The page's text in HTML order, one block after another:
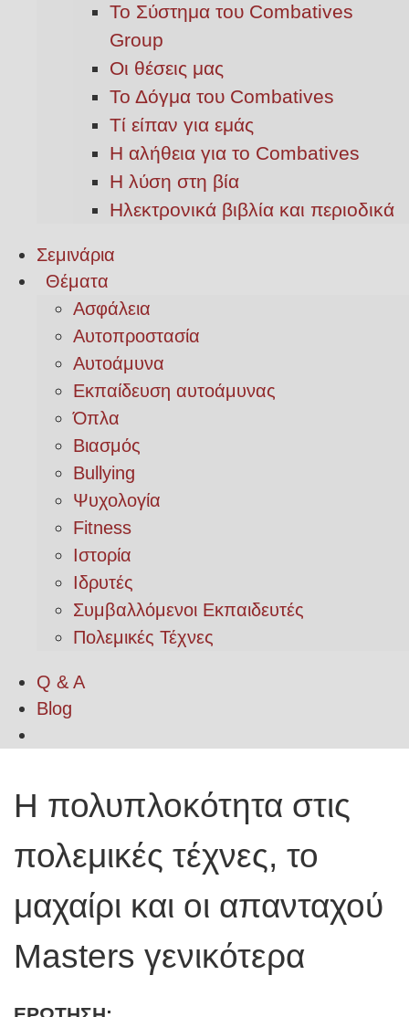
Το Σύστημα του Combatives
Group
Οι θέσεις μας
Το Δόγμα του Combatives
Τί είπαν για εμάς
Η αλήθεια για το Combatives
Η λύση στη βία
Ηλεκτρονικά βιβλία και περιοδικά
Σεμινάρια
Θέματα
Ασφάλεια
Αυτοπροστασία
Αυτοάμυνα
Εκπαίδευση αυτοάμυνας
Όπλα
Βιασμός
Bullying
Ψυχολογία
Fitness
Ιστορία
Ιδρυτές
Συμβαλλόμενοι Εκπαιδευτές
Πολεμικές Τέχνες
Q & A
Blog
Η πολυπλοκότητα στις
πολεμικές τέχνες, το
μαχαίρι και οι απανταχού
Masters γενικότερα